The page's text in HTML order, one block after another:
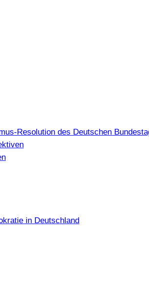
Resolution des Deutschen
in Deutschland